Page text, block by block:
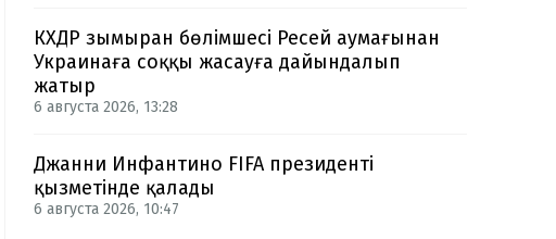
КХДР зымыран бөлімшесі Ресей аумағынан
Украинаға соққы жасауға дайындалып
жатыр
6 августа 2026, 13:28
Джанни Инфантино FIFA президенті
қызметінде қалады
6 августа 2026, 10:47